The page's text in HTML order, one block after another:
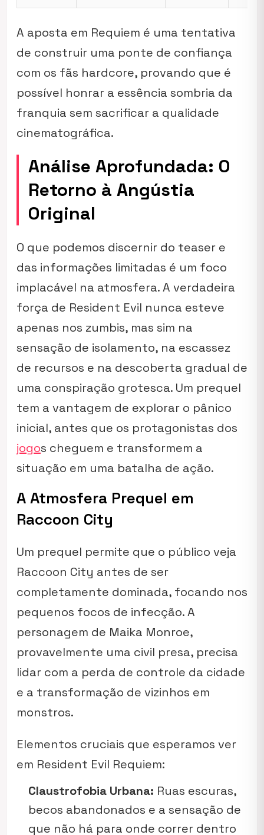
A aposta em Requiem é uma tentativa
de construir uma ponte de confiança
com os fãs hardcore, provando que é
possível honrar a essência sombria da
franquia sem sacrificar a qualidade
cinematográfica.
Análise Aprofundada: O
Retorno à Angústia
Original
O que podemos discernir do teaser e
das informações limitadas é um foco
implacável na atmosfera. A verdadeira
força de Resident Evil nunca esteve
apenas nos zumbis, mas sim na
sensação de isolamento, na escassez
de recursos e na descoberta gradual de
uma conspiração grotesca. Um prequel
tem a vantagem de explorar o pânico
inicial, antes que os protagonistas dos
jogos cheguem e transformem a
situação em uma batalha de ação.
A Atmosfera Prequel em
Raccoon City
Um prequel permite que o público veja
Raccoon City antes de ser
completamente dominada, focando nos
pequenos focos de infecção. A
personagem de Maika Monroe,
provavelmente uma civil presa, precisa
lidar com a perda de controle da cidade
e a transformação de vizinhos em
monstros.
Elementos cruciais que esperamos ver
em Resident Evil Requiem:
Claustrofobia Urbana: Ruas escuras,
becos abandonados e a sensação de
que não há para onde correr dentro